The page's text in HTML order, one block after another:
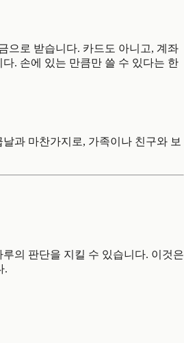
으로 받습니다. 카드도 아니고, 계좌
. 손에 있는 만큼만 쓸 수 있다는 한
과 마찬가지로, 가족이나 친구와 보
의 판단을 지킬 수 있습니다. 이것은
.